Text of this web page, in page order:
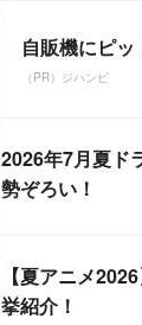
自販機にピ
（PR）ジハンピ
2026年7月夏ド
勢ぞろい！
【夏アニメ
挙紹介！